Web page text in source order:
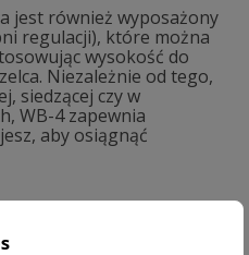
jest również wyposażony
regulacji), które można
wysokość do
Niezależnie od tego,
siedzącej czy w
WB-4 zapewnia
aby osiągnąć